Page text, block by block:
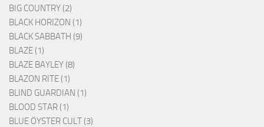
BIG COUNTRY (2)
BLACK HORIZON (1)
BLACK SABBATH (9)
BLAZE (1)
BLAZE BAYLEY (8)
BLAZON RITE (1)
BLIND GUARDIAN (1)
BLOOD STAR (1)
BLUE ÖYSTER CULT (3)